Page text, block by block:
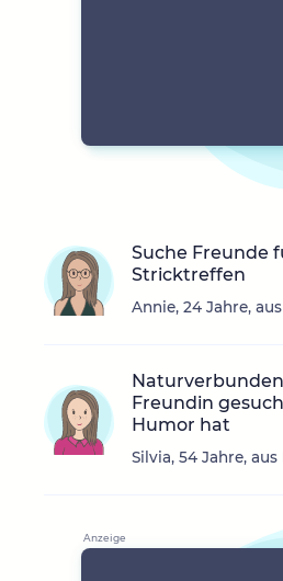
Suche Freunde
Stricktreffen
Annie, 24 Jahre,
Freundin
Humor hat
Silvia, 54 Jahre, aus